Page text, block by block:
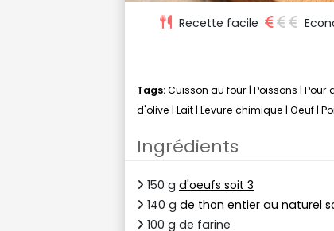
Recette facile
Tags:Cuisson au four | Poissons | Pour
d'olive | Lait | Levure chimique | Oeuf |
Ingrédients
150 g d'oeufs soit 3
140 g de thon entier au naturel
100 g de farine